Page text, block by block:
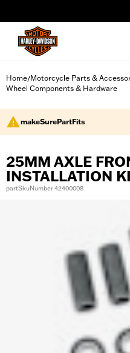
Home/Motorcycle Parts &
Wheel Components & Hardware
makeSurePartFits
25MM AXLE
INSTALLATION
partSkuNumber 42400008